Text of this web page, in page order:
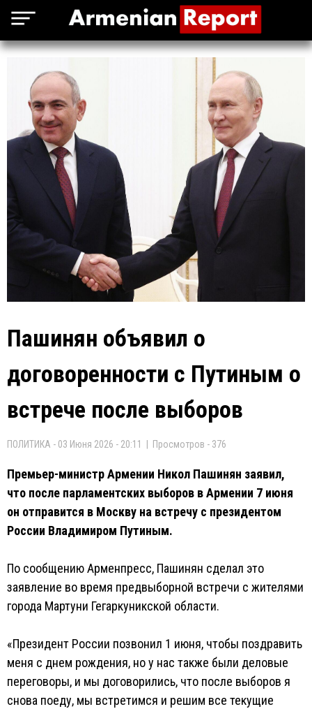
Пашинян объявил о
договоренности с Путиным о
встрече после выборов
ПОЛИТИКА - 03 Июня 2026 - 20:11 | Просмотров - 376
Премьер-министр Армении Никол Пашинян заявил,
что после парламентских выборов в Армении 7 июня
он отправится в Москву на встречу с президентом
России Владимиром Путиным.
По сообщению Арменпресс, Пашинян сделал это
заявление во время предвыборной встречи с жителями
города Мартуни Гегаркуникской области.
«Президент России позвонил 1 июня, чтобы поздравить
меня с днем рождения, но у нас также были деловые
переговоры, и мы договорились, что после выборов я
снова поеду, мы встретимся и решим все текущие